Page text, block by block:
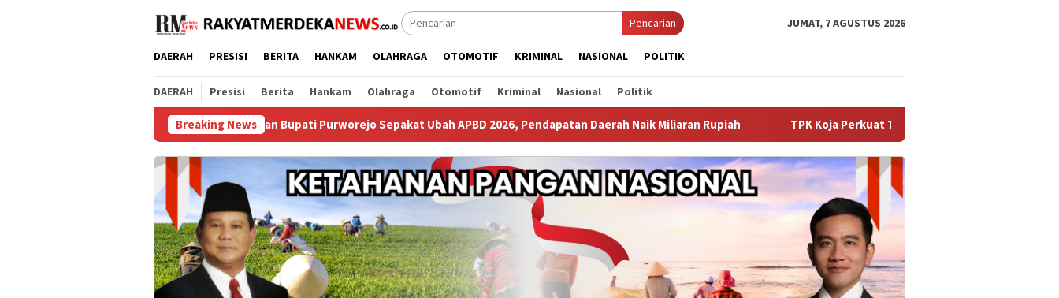
Pencarian JUMAT, 7 AGUSTUS 2026
DAERAH PRESISI BERITA HANKAM OLAHRAGA OTOMOTIF KRIMINAL NASIONAL POLITIK
DAERAH Presisi Berita Hankam Olahraga Otomotif Kriminal Nasional Politik
Breaking News
DPRD dan Bupati Purworejo Sepakat Ubah APBD 2026, Pendapatan Daerah Naik Miliaran Rupiah ‎ TPK Koja Perkuat Tata Kelola Perusahaan melalui Perpanjangan Nota